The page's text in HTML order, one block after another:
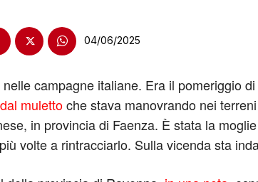
04/06/2025
campagne italiane. Era il pomeriggio
mulettoche stava manovrando nei
in provincia di Faenza. È stata la
volte a rintracciarlo. Sulla vicenda sta